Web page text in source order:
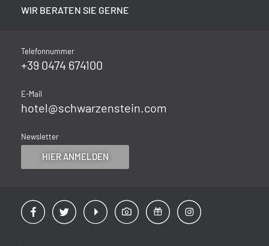
WIR BERATEN SIE GERNE
Telefonnummer
+39 0474 674100
E-Mail
hotel@schwarzenstein.com
Newsletter
HIER ANMELDEN